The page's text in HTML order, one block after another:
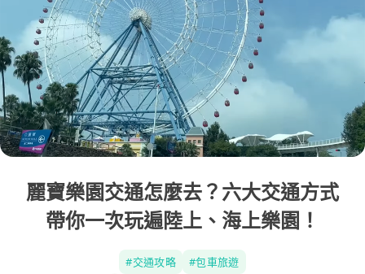
麗寶樂園交通怎麼去？六大交通方式
帶你一次玩遍陸上、海上樂園！
#交通攻略 #包車旅遊